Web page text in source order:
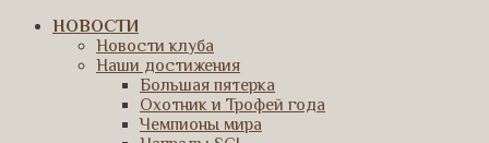
НОВОСТИ
Новости клуба
Наши достижения
Большая пятерка
Охотник и Трофей года
Чемпионы мира